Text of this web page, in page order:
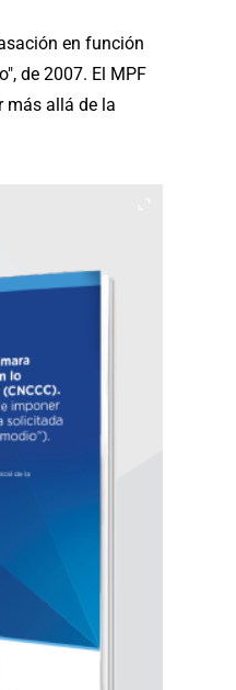
en función
de 2007. El MPF
más allá de la